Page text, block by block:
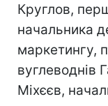
Круглов,
начальника
маркетингу,
вуглеводнів
Міхєєв,